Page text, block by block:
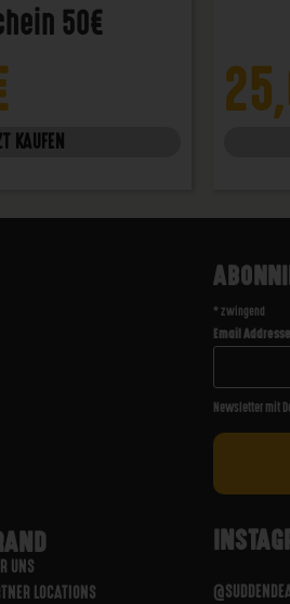
50€
KAUFEN
* zwingend
Email Addresse
Newsletter mit
UNS
LOCATIONS